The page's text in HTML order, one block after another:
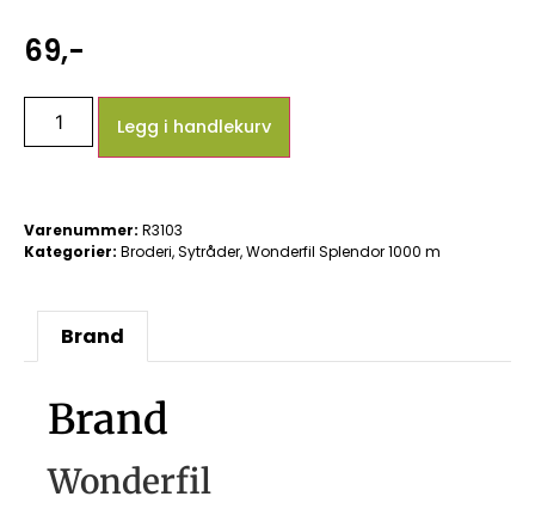
69,-
Legg i handlekurv
Varenummer: R3103
Kategorier: Broderi,Sytråder,Wonderfil Splendor 1000 m
Brand
Brand
Wonderfil